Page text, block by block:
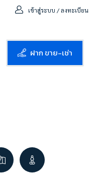
เข้าสู่ระบบ / ลงทะเบียน
ฝาก ขาย-เช่า